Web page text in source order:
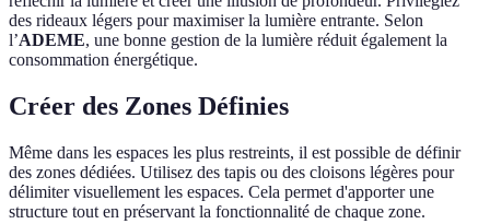
des rideaux légers pour maximiser la lumière entrante. Selon
l’ADEME, une bonne gestion de la lumière réduit également la
consommation énergétique.
Créer des Zones Définies
Même dans les espaces les plus restreints, il est possible de définir
des zones dédiées. Utilisez des tapis ou des cloisons légères pour
délimiter visuellement les espaces. Cela permet d'apporter une
structure tout en préservant la fonctionnalité de chaque zone.